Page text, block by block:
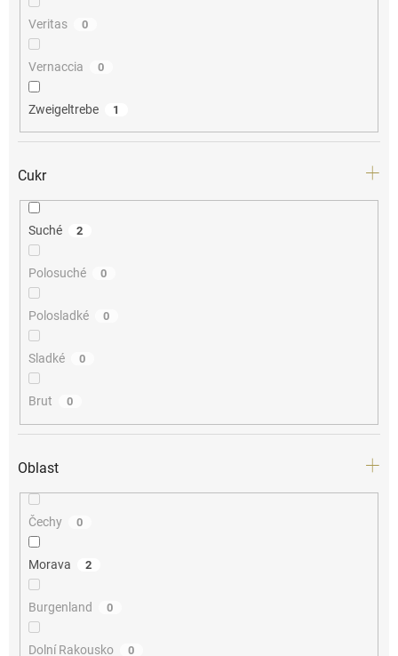
Veritas 0
Vernaccia 0
Zweigeltrebe 1
Cukr
Suché 2
Polosuché 0
Polosladké 0
Sladké 0
Brut 0
Oblast
Čechy 0
Morava 2
Burgenland 0
Dolní Rakousko 0